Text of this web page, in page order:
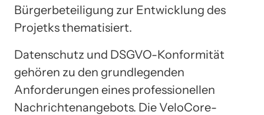
Bürgerbeteiligung zur Entwicklung des
Projetks thematisiert.
Datenschutz und DSGVO-Konformität
gehören zu den grundlegenden
Anforderungen eines professionellen
Nachrichtenangebots. Die VeloCore-